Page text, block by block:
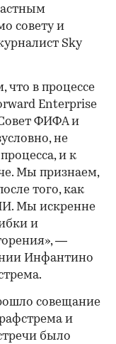
совету и
Sky
что в процессе
Enterprise
ФИФА и
не
и к
Мы признаем,
того, как
Мы искренне
и
—
Инфантино
совещание
и
было